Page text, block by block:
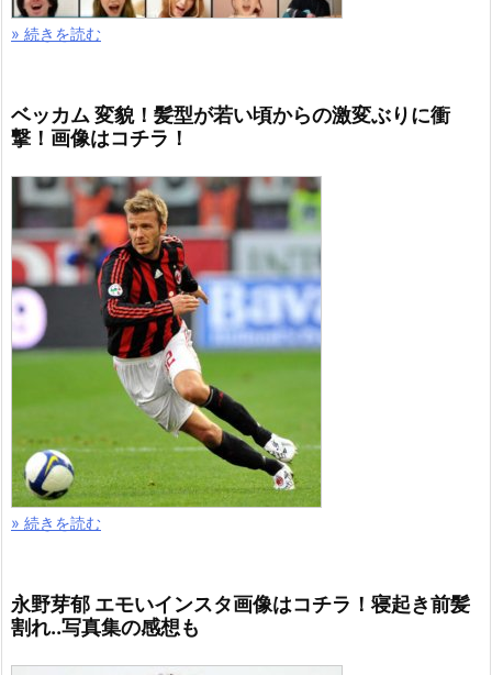
» 続きを読む
ベッカム 変貌！髪型が若い頃からの激変ぶりに衝
撃！画像はコチラ！
» 続きを読む
永野芽郁 エモいインスタ画像はコチラ！寝起き前髪
割れ..写真集の感想も